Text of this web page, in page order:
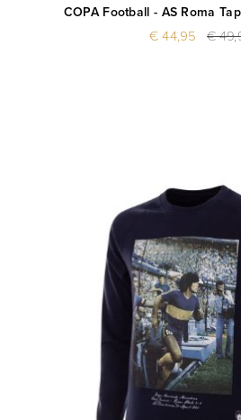
COPA Football - AS Roma
€ 44,95 €